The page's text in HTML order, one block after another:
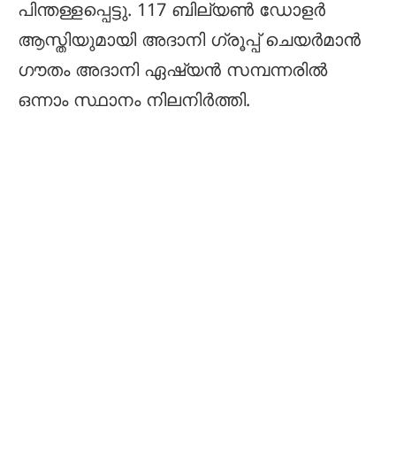
പിന്തള്ളപ്പെട്ടു. 117 ബില്യൺ ഡോളർ
ആസ്തിയുമായി അദാനി ഗ്രൂപ്പ് ചെയർമാൻ
ഗൗതം അദാനി ഏഷ്യൻ സമ്പന്നരിൽ
ഒന്നാം സ്ഥാനം നിലനിർത്തി.